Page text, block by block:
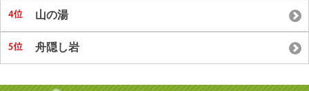
山の湯
舟隠し岩